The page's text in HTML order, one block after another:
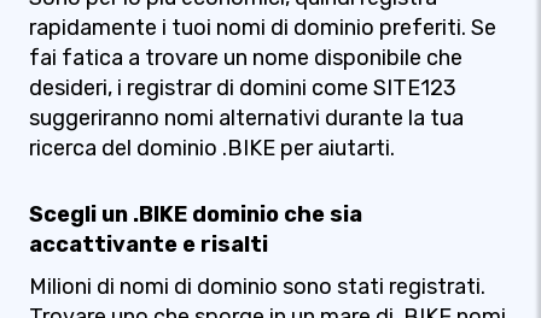
rapidamente i tuoi nomi di dominio preferiti. Se
fai fatica a trovare un nome disponibile che
desideri, i registrar di domini come SITE123
suggeriranno nomi alternativi durante la tua
ricerca del dominio .BIKE per aiutarti.
Scegli un .BIKE dominio che sia
accattivante e risalti
Milioni di nomi di dominio sono stati registrati.